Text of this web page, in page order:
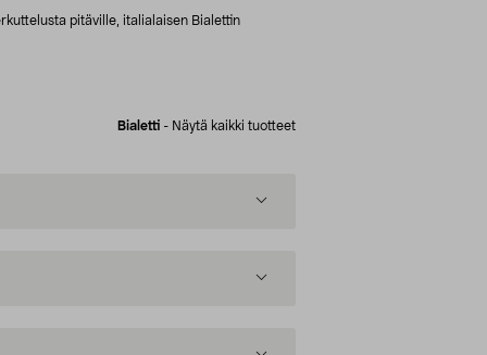
pitäville, italialaisen Bialettin
Bialetti - Näytä kaikki tuotteet